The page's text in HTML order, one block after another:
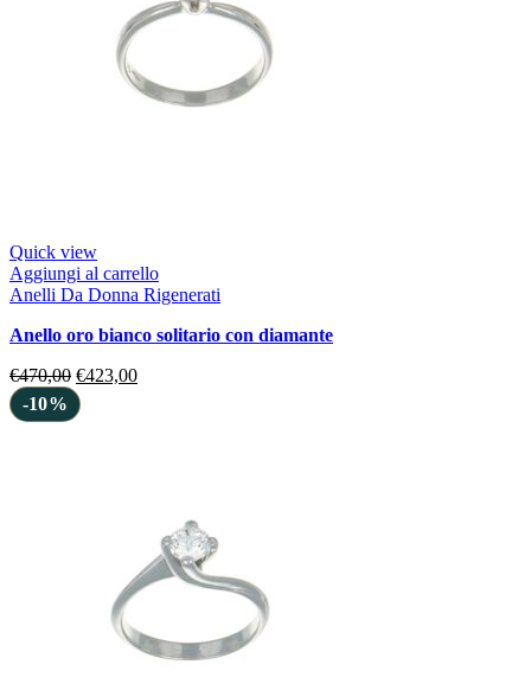
Quick view
Aggiungi al carrello
Anelli Da Donna Rigenerati
anello oro bianco solitario con diamante
€470,00 €423,00
-10%